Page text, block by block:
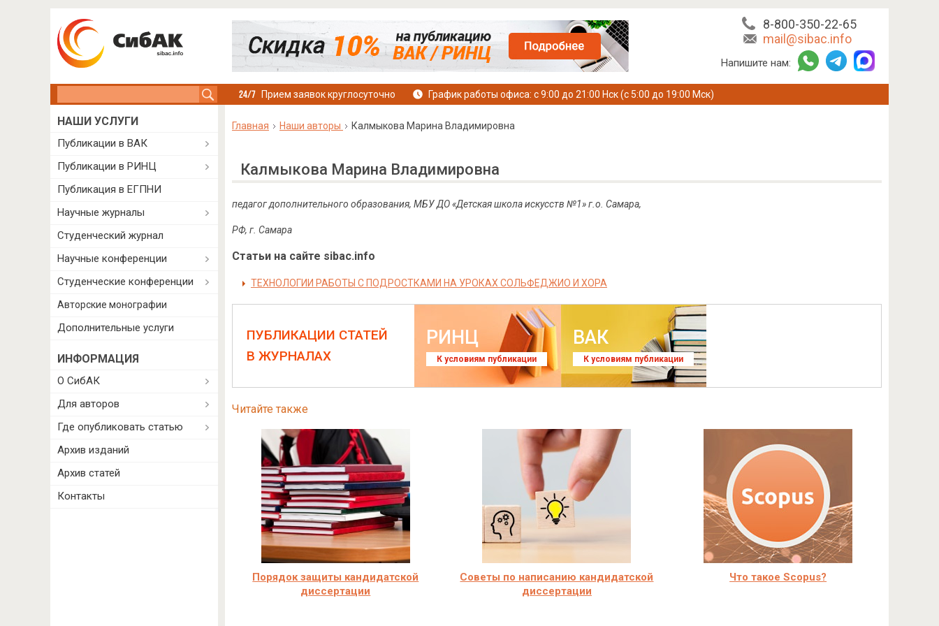
8-800-350-22-65
mail@sibac.info
Напишите нам:
Прием заявок круглосуточно График работы офиса: с 9:00 до 21:00 Нск (с 5:00 до 19:00 Мск)
Главная Наши авторы Калмыкова Марина Владимировна
Калмыкова Марина Владимировна
педагог дополнительного образования, МБУ ДО «Детская школа искусств №1» г.о. Самара,
РФ, г. Самара
Статьи на сайте sibac.info
ТЕХНОЛОГИИ РАБОТЫ С ПОДРОСТКАМИ НА УРОКАХ СОЛЬФЕДЖИО И ХОРА
ПУБЛИКАЦИИ СТАТЕЙ
В ЖУРНАЛАХ
РИНЦ
К условиям публикации
ВАК
К условиям публикации
Читайте также
Порядок защиты кандидатской
диссертации
Советы по написанию кандидатской
диссертации
Что такое Scopus?
НАШИ УСЛУГИ
Публикации в ВАК
Публикации в РИНЦ
Публикация в ЕГПНИ
Научные журналы
Студенческий журнал
Научные конференции
Студенческие конференции
Авторские монографии
Дополнительные услуги
ИНФОРМАЦИЯ
О СибАК
Для авторов
Где опубликовать статью
Архив изданий
Архив статей
Контакты